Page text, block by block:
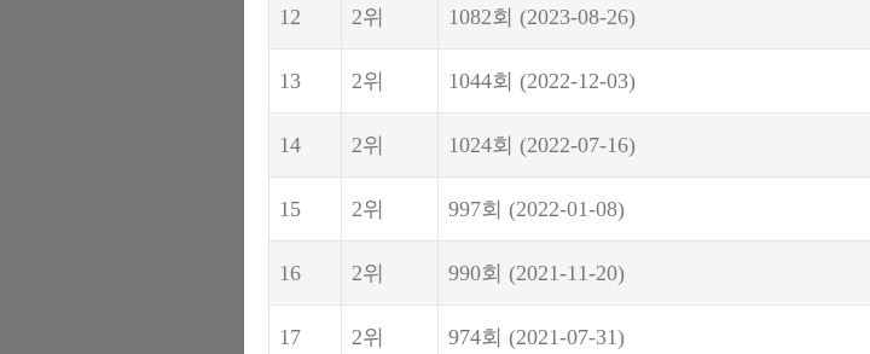
12 2위 1082회 (2023-08-26)
13 2위 1044회 (2022-12-03)
14 2위 1024회 (2022-07-16)
15 2위 997회 (2022-01-08)
16 2위 990회 (2021-11-20)
17 2위 974회 (2021-07-31)